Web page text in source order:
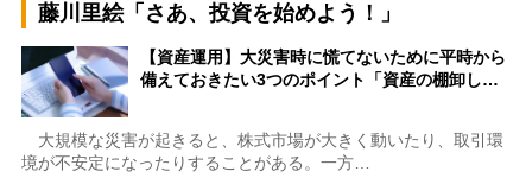
藤川里絵「さあ、投資を始めよう！」
【資産運用】大災害時に慌てないために平時から
備えておきたい3つのポイント「資産の棚卸し…
大規模な災害が起きると、株式市場が大きく動いたり、取引環
境が不安定になったりすることがある。一方…